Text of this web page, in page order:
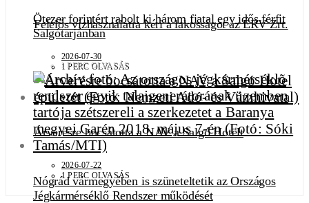
Felelős vízhasználatra kéri a lakosságot az ÉRV Zrt.
2026-07-30
1 PERC OLVASÁS
Árverésre bocsátotta a NAV a Salgó Hotelt
2026-07-22
1 PERC OLVASÁS
Ötezer forintért rabolt ki három fiatal egy idős férfit
Salgótarjánban
1 PERC OLVASÁS
Nógrád vármegyében is szüneteltetik az Országos
Jégkármérséklő Rendszer működését